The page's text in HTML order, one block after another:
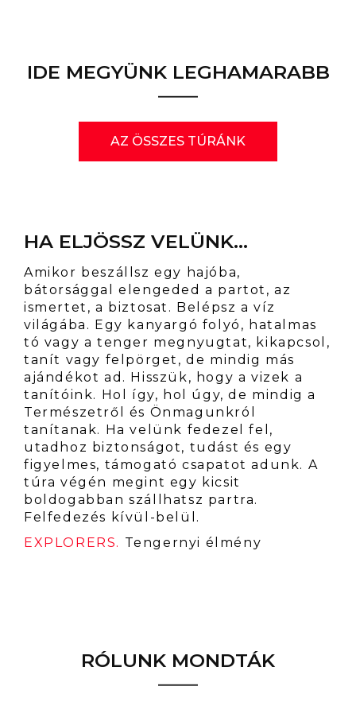
IDE MEGYÜNK LEGHAMARABB
AZ ÖSSZES TÚRÁNK
HA ELJÖSSZ VELÜNK...
Amikor beszállsz egy hajóba,
bátorsággal elengeded a partot, az
ismertet, a biztosat. Belépsz a víz
világába. Egy kanyargó folyó, hatalmas
tó vagy a tenger megnyugtat, kikapcsol,
tanít vagy felpörget, de mindig más
ajándékot ad. Hisszük, hogy a vizek a
tanítóink. Hol így, hol úgy, de mindig a
Természetről és Önmagunkról
tanítanak. Ha velünk fedezel fel,
utadhoz biztonságot, tudást és egy
figyelmes, támogató csapatot adunk. A
túra végén megint egy kicsit
boldogabban szállhatsz partra.
Felfedezés kívül-belül.
EXPLORERS. Tengernyi élmény
RÓLUNK MONDTÁK